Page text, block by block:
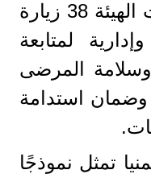
وفي السياق ذاته، نفذت الهيئة 38 زيارة
لمتابعة
وسلامة المرضى
استدامة
تمثل نموذجًا